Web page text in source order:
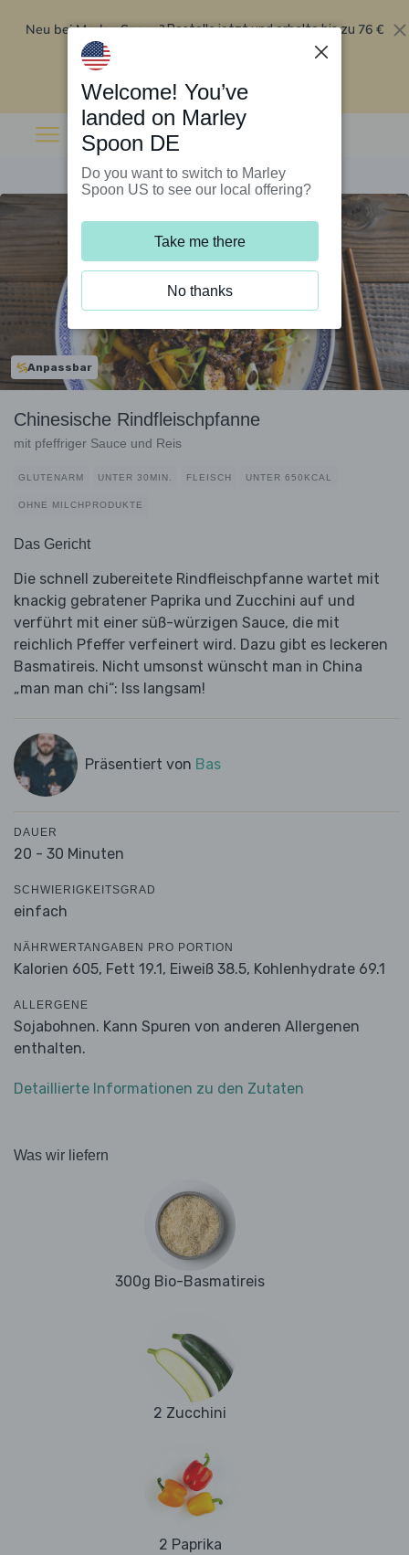
Neu bei Marley Spoon?Bestelle jetzt und erhalte bis zu 76 €
Rabatt auf deine ersten fünf Boxen
Anpassbar
Chinesische Rindfleischpfanne
mit pfeffriger Sauce und Reis
GLUTENARM UNTER 30MIN. FLEISCH UNTER 650KCAL
OHNE MILCHPRODUKTE
Das Gericht
Die schnell zubereitete Rindfleischpfanne wartet mit
knackig gebratener Paprika und Zucchini auf und
verführt mit einer süß-würzigen Sauce, die mit
reichlich Pfeffer verfeinert wird. Dazu gibt es leckeren
Basmatireis. Nicht umsonst wünscht man in China
„man man chi“: Iss langsam!
Präsentiert von Bas
DAUER
20 - 30 Minuten
SCHWIERIGKEITSGRAD
einfach
NÄHRWERTANGABEN PRO PORTION
Kalorien 605, Fett 19.1, Eiweiß 38.5, Kohlenhydrate 69.1
ALLERGENE
Sojabohnen. Kann Spuren von anderen Allergenen
enthalten.
Detaillierte Informationen zu den Zutaten
Was wir liefern
300g Bio-Basmatireis
2 Zucchini
2 Paprika
Welcome! You’ve
landed on Marley
Spoon DE
Do you want to switch to Marley
Spoon US to see our local offering?
Take me there
No thanks